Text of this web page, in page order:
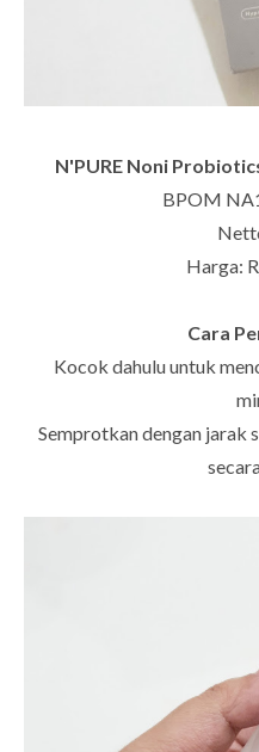
N'PURE Noni
BPOM
Harga:
Cara
Kocok dahulu untuk
Semprotkan dengan jarak